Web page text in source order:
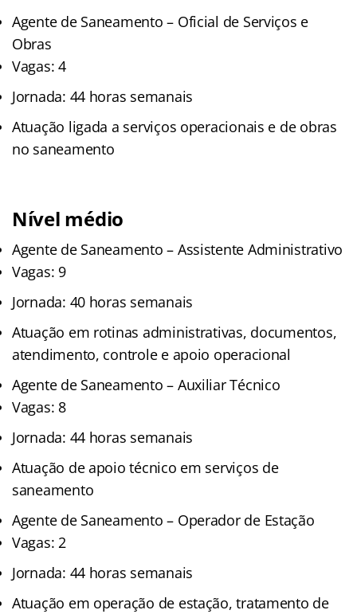
Agente de Saneamento – Oficial de Serviços e
Obras
Vagas: 4
Jornada: 44 horas semanais
Atuação ligada a serviços operacionais e de obras
no saneamento
Nível médio
Agente de Saneamento – Assistente Administrativo
Vagas: 9
Jornada: 40 horas semanais
Atuação em rotinas administrativas, documentos,
atendimento, controle e apoio operacional
Agente de Saneamento – Auxiliar Técnico
Vagas: 8
Jornada: 44 horas semanais
Atuação de apoio técnico em serviços de
saneamento
Agente de Saneamento – Operador de Estação
Vagas: 2
Jornada: 44 horas semanais
Atuação em operação de estação, tratamento de